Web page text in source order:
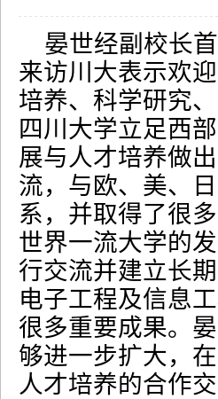
晏世经副校长
来访川大表示欢
培养、科学研究
四川大学立足西
展与人才培养做
流，与欧、美、
系，并取得了很
世界一流大学的
行交流并建立长
电子工程及信息
很多重要成果。
够进一步扩大，
人才培养的合作交